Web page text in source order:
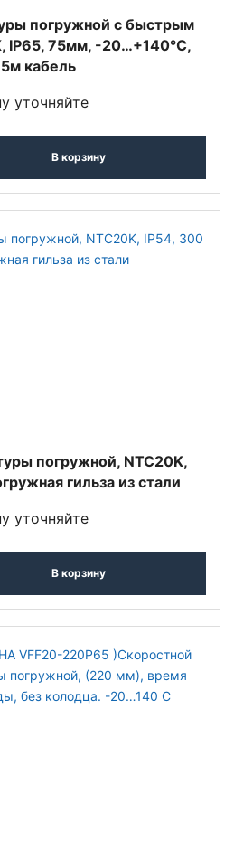
погружной c быстрым
IP65, 75мм, -20…+140°С,
кабель
уточняйте
В корзину
погружной, NTC20K,
гильза из стали
уточняйте
В корзину